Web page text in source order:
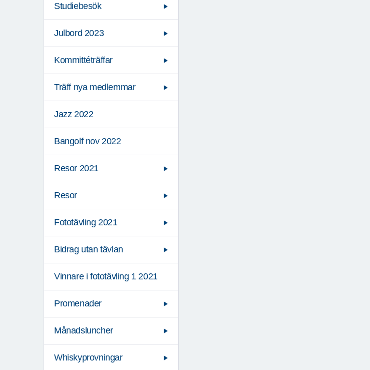
Studiebesök
Julbord 2023
Kommittéträffar
Träff nya medlemmar
Jazz 2022
Bangolf nov 2022
Resor 2021
Resor
Fototävling 2021
Bidrag utan tävlan
Vinnare i fototävling 1 2021
Promenader
Månadsluncher
Whiskyprovningar